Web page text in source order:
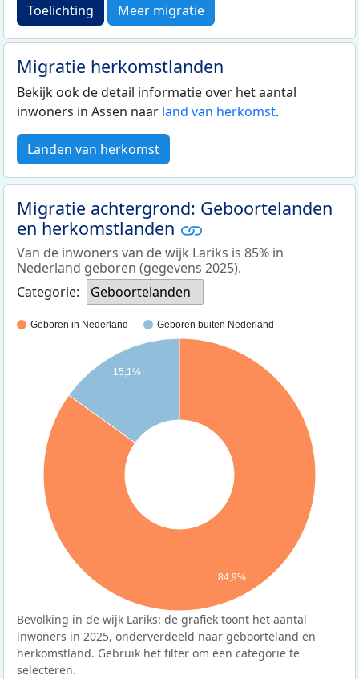
Toelichting Meer migratie
Migratie herkomstlanden
Bekijk ook de detail informatie over het aantal
inwoners in Assen naar land van herkomst.
Landen van herkomst
Migratie achtergrond: Geboortelanden
en herkomstlanden
Van de inwoners van de wijk Lariks is 85% in
Nederland geboren (gegevens 2025).
Categorie:
Geboortelanden
Geboren in Nederland Geboren buiten Nederland
15,1%
84,9%
Bevolking in de wijk Lariks: de grafiek toont het aantal
inwoners in 2025, onderverdeeld naar geboorteland en
herkomstland. Gebruik het filter om een categorie te
selecteren.